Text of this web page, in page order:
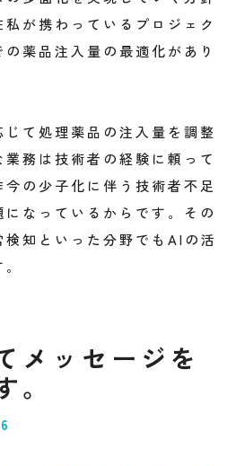
が携わっているプロジェク
薬品注入量の最適化があり
て処理薬品の注入量を調整
務は技術者の経験に頼って
の少子化に伴う技術者不足
なっているからです。その
知といった分野でもAIの活
メッセージを
。